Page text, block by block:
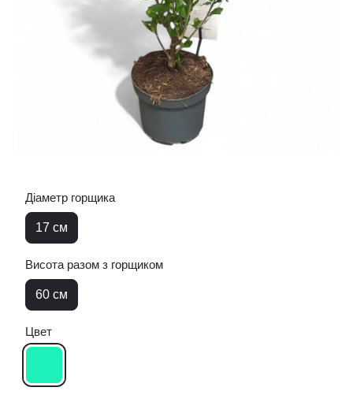
Діаметр горщика
17 см
Висота разом з горщиком
60 см
Цвет